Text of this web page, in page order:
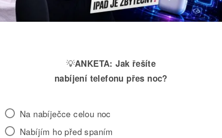
💡ANKETA: Jak řešíte
nabíjení telefonu přes noc?
Na nabíječce celou noc
Nabíjím ho před spaním